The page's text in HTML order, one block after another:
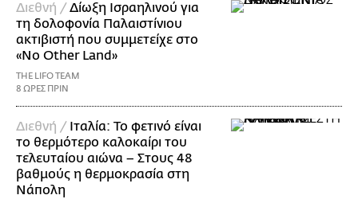
Διεθνή / Δίωξη Ισραηλινού για
τη δολοφονία Παλαιστίνιου
ακτιβιστή που συμμετείχε στο
«No Other Land»
THE LIFO TEAM
8 ΩΡΕΣ ΠΡΙΝ
Διεθνή / Ιταλία: Το φετινό είναι
το θερμότερο καλοκαίρι του
τελευταίου αιώνα – Στους 48
βαθμούς η θερμοκρασία στη
Νάπολη